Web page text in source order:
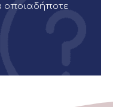
οποιαδήποτε